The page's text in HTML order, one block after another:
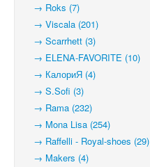
→ Roks (7)
→ Viscala (201)
→ Scarrhett (3)
→ ELENA-FAVORITE (10)
→ КалориЯ (4)
→ S.Sofi (3)
→ Rama (232)
→ Mona Lisa (254)
→ Raffelli - Royal-shoes (29)
→ Makers (4)